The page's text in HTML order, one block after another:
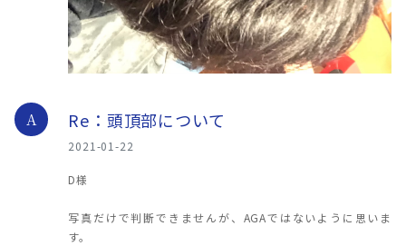
A Re：頭頂部について
2021-01-22
D様
写真だけで判断できませんが、AGAではないように思いま
す。